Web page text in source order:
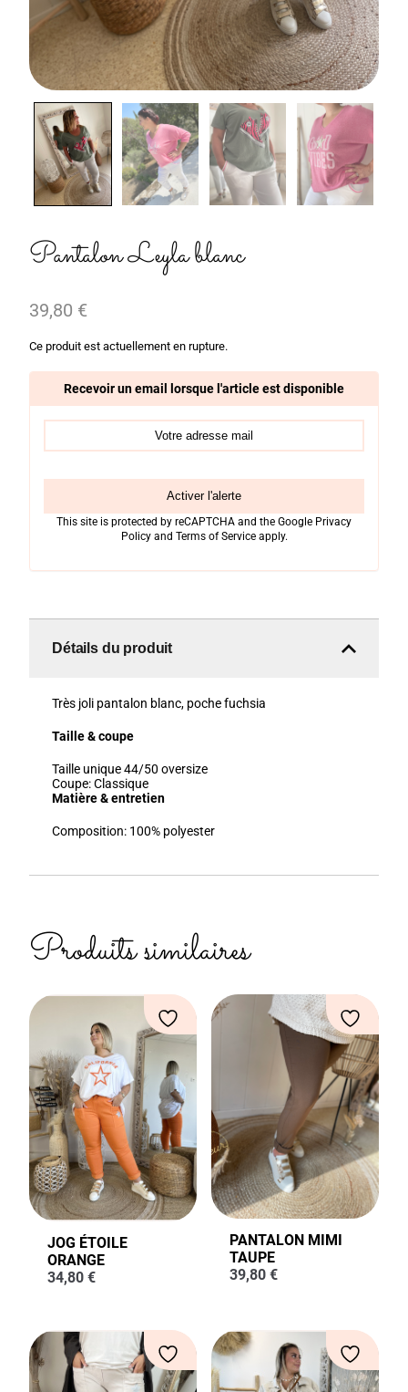
Pantalon Leyla blanc
39,80 €
Ce produit est actuellement en rupture.
Recevoir un email lorsque l'article est disponible
Activer l'alerte
This site is protected by reCAPTCHA and the Google Privacy
Policy and Terms of Service apply.
Détails du produit
Très joli pantalon blanc, poche fuchsia
Taille & coupe
Taille unique 44/50 oversize
Coupe:Classique
Matière & entretien
Composition: 100% polyester
Produits similaires
JOG ÉTOILE
ORANGE
34,80 €
PANTALON MIMI
TAUPE
39,80 €